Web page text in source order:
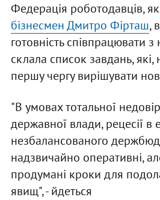
Федерація роботодавців,
бізнесмен Дмитро Фірташ,
готовність співпрацювати
склала список завдань, які,
першу чергу вирішувати
"В умовах тотальної
державної влади, рецесії в
незбалансованого
надзвичайно оперативні,
продумані кроки для
явищ", - йдеться